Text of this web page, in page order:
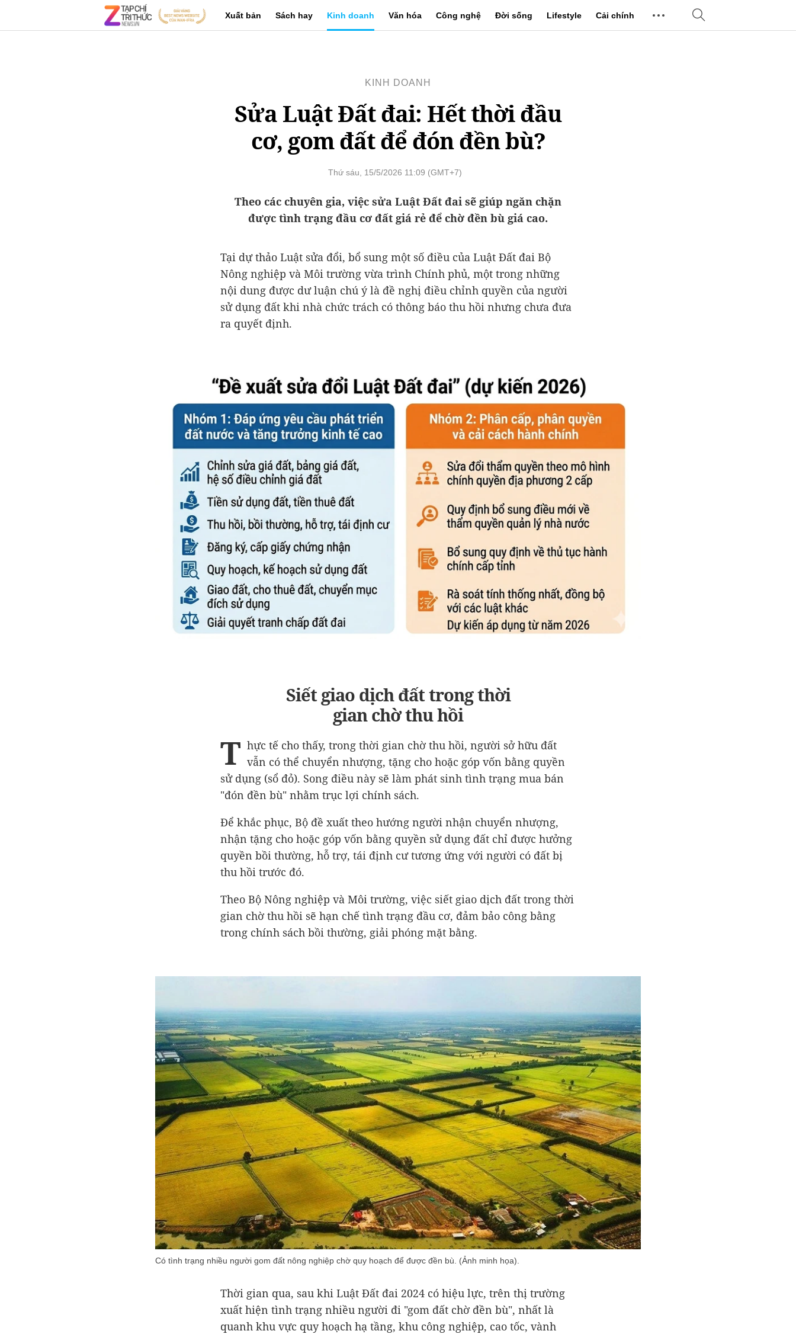
Xuất bản Sách hay Kinh doanh Văn hóa Công nghệ Đời sống Lifestyle Cải chính
KINH DOANH
Sửa Luật Đất đai: Hết thời đầu
cơ, gom đất để đón đền bù?
Thứ sáu, 15/5/2026 11:09 (GMT+7)
Theo các chuyên gia, việc sửa Luật Đất đai sẽ giúp ngăn chặn
được tình trạng đầu cơ đất giá rẻ để chờ đền bù giá cao.
Tại dự thảo Luật sửa đổi, bổ sung một số điều của Luật Đất đai Bộ
Nông nghiệp và Môi trường vừa trình Chính phủ, một trong những
nội dung được dư luận chú ý là đề nghị điều chỉnh quyền của người
sử dụng đất khi nhà chức trách có thông báo thu hồi nhưng chưa đưa
ra quyết định.
Siết giao dịch đất trong thời
gian chờ thu hồi
T hực tế cho thấy, trong thời gian chờ thu hồi, người sở hữu đất
vẫn có thể chuyển nhượng, tặng cho hoặc góp vốn bằng quyền
sử dụng (sổ đỏ). Song điều này sẽ làm phát sinh tình trạng mua bán
"đón đền bù" nhằm trục lợi chính sách.
Để khắc phục, Bộ đề xuất theo hướng người nhận chuyển nhượng,
nhận tặng cho hoặc góp vốn bằng quyền sử dụng đất chỉ được hưởng
quyền bồi thường, hỗ trợ, tái định cư tương ứng với người có đất bị
thu hồi trước đó.
Theo Bộ Nông nghiệp và Môi trường, việc siết giao dịch đất trong thời
gian chờ thu hồi sẽ hạn chế tình trạng đầu cơ, đảm bảo công bằng
trong chính sách bồi thường, giải phóng mặt bằng.
Có tình trạng nhiều người gom đất nông nghiệp chờ quy hoạch để được đền bù. (Ảnh minh họa).
Thời gian qua, sau khi Luật Đất đai 2024 có hiệu lực, trên thị trường
xuất hiện tình trạng nhiều người đi "gom đất chờ đền bù", nhất là
quanh khu vực quy hoạch hạ tầng, khu công nghiệp, cao tốc, vành